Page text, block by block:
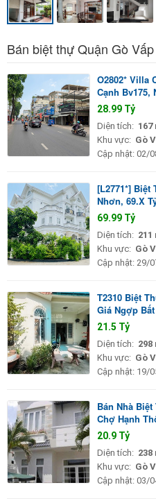
Bán biệt thự Quận Gò
O2802* Villa
Cạnh Bv175,
28.99 Tỷ
Diện tích: 167
Khu vực: Gò
Cập nhật: 02/
[L2771*] Biệt
Nhơn, 69.X
69.99 Tỷ
Diện tích: 211
Khu vực: Gò
Cập nhật: 29/
T2310 Biệt
Giá Ngợp
21.5 Tỷ
Diện tích: 298
Khu vực: Gò
Cập nhật: 19/
Bán Nhà
Chợ Hạnh
20.9 Tỷ
Diện tích: 238
Khu vực: Gò
Cập nhật: 03/